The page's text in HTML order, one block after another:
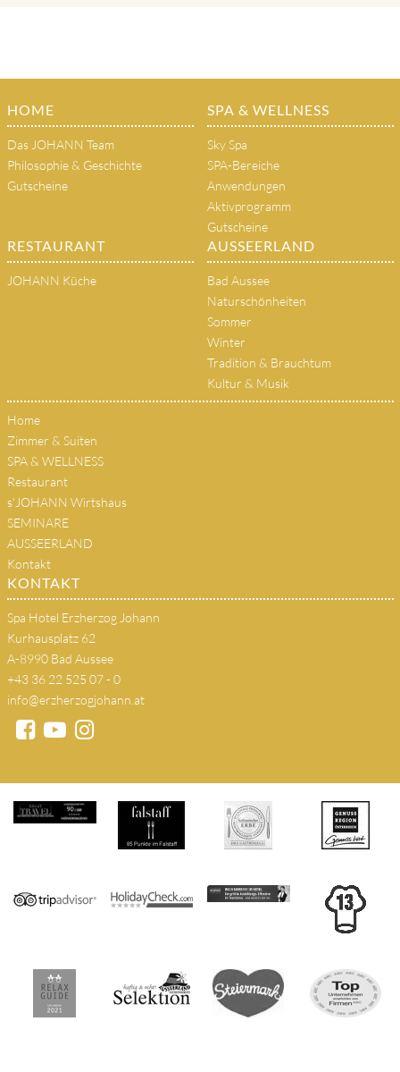
HOME
Das JOHANN Team
Philosophie & Geschichte
Gutscheine
SPA & WELLNESS
Sky Spa
SPA-Bereiche
Anwendungen
Aktivprogramm
Gutscheine
RESTAURANT
JOHANN Küche
AUSSEERLAND
Bad Aussee
Naturschönheiten
Sommer
Winter
Tradition & Brauchtum
Kultur & Musik
Home
Zimmer & Suiten
SPA & WELLNESS
Restaurant
s'JOHANN Wirtshaus
SEMINARE
AUSSEERLAND
Kontakt
KONTAKT
Spa Hotel Erzherzog Johann
Kurhausplatz 62
A-8990 Bad Aussee
+43 36 22 525 07 - 0
info@erzherzogjohann.at